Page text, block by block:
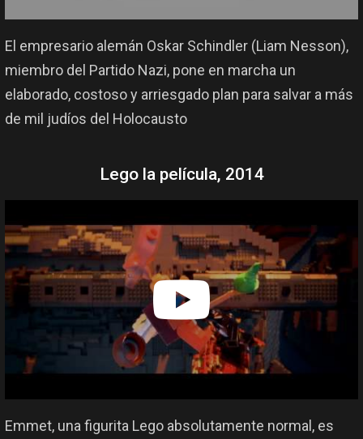
El empresario alemán Oskar Schindler (Liam Nesson),
miembro del Partido Nazi, pone en marcha un
elaborado, costoso y arriesgado plan para salvar a más
de mil judíos del Holocausto
Lego la película, 2014
Emmet, una figurita Lego absolutamente normal, es